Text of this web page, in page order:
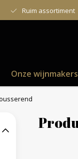
Ruim assortiment
Onze wijnmakers